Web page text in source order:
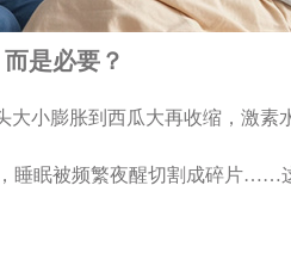
是必要？
小膨胀到西瓜大再收缩，激素
睡眠被频繁夜醒切割成碎片……